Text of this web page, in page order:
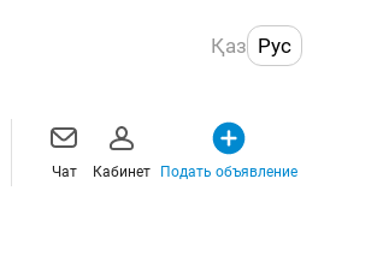
Қаз Рус
Чат Кабинет Подать объявление